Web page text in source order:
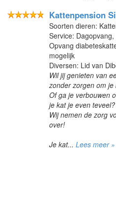
Kattenpension
Soorten dieren:
Service:
Opvang
mogelijk
Diversen: Lid van
Wil jij genieten van
zonder zorgen om je
Of ga je verbouwen
je kat je even teveel?
Wij nemen de zorg
over!
Je kat... Lees meer »